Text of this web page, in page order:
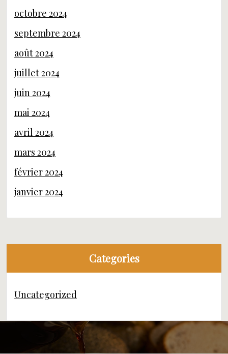
octobre 2024
septembre 2024
août 2024
juillet 2024
juin 2024
mai 2024
avril 2024
mars 2024
février 2024
janvier 2024
Categories
Uncategorized